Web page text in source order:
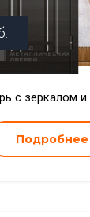
с зеркалом
Подробнее